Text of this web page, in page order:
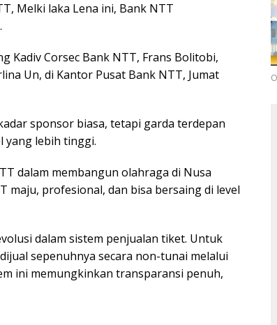
Melki laka Lena ini, Bank NTT
Kadiv Corsec Bank NTT, Frans Bolitobi,
Un, di Kantor Pusat Bank NTT, Jumat
sponsor biasa, tetapi garda terdepan
yang lebih tinggi.
dalam membangun olahraga di Nusa
maju, profesional, dan bisa bersaing di level
dalam sistem penjualan tiket. Untuk
sepenuhnya secara non-tunai melalui
ini memungkinkan transparansi penuh,